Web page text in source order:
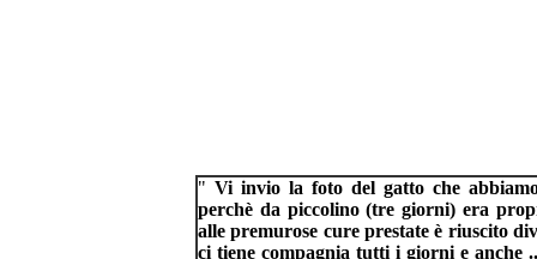
" Vi invio la foto del gatto che
perchè da piccolino (tre giorni) era
alle premurose cure prestate è riuscito
ci tiene compagnia tutti i giorni e anche